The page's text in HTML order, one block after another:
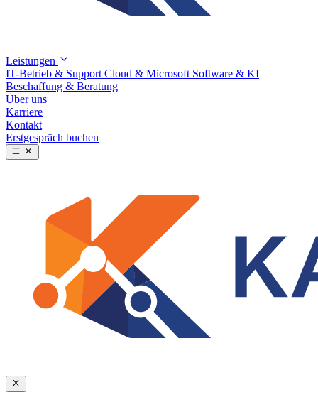
Leistungen
IT-Betrieb & Support Cloud & Microsoft Software & KI
Beschaffung & Beratung
Über uns
Karriere
Kontakt
Erstgespräch buchen